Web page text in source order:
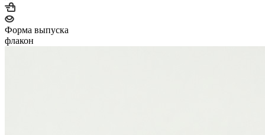
Форма выпуска
флакон